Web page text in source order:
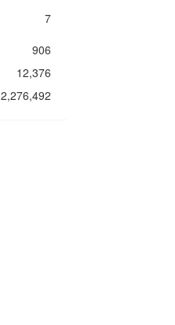
7
906
12,376
2,276,492